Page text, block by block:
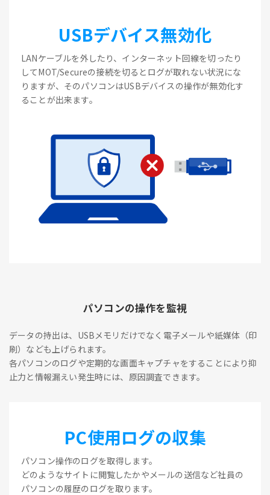
USBデバイス無効化
LANケーブルを外したり、インターネット回線を切ったり
してMOT/Secureの接続を切るとログが取れない状況にな
りますが、そのパソコンはUSBデバイスの操作が無効化す
ることが出来ます。
パソコンの操作を監視
データの持出は、USBメモリだけでなく電子メールや紙媒体（印
刷）なども上げられます。
各パソコンのログや定期的な画面キャプチャをすることにより抑
止力と情報漏えい発生時には、原因調査できます。
PC使用ログの収集
パソコン操作のログを取得します。
どのようなサイトに閲覧したかやメールの送信など社員の
パソコンの履歴のログを取ります。